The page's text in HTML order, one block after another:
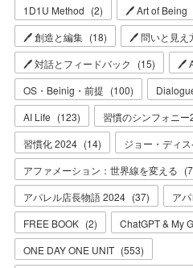
1D1U Method (2) 🖊 Art of Being
🖊 創造と編集 (18) 🖊 問いと見え
🖊 対話とフィードバック
(15) 🖊
OS・Beinig・前提 (100)
AI Life (123) 習慣のシンフォニー
習慣化 2024 (14) ジョー・ディ
アファメーション：世界線を変える (
アパレル店長物語 2024 (37) ア
FREE BOOK (2) ChatGPT & My
ONE DAY ONE UNIT (553)